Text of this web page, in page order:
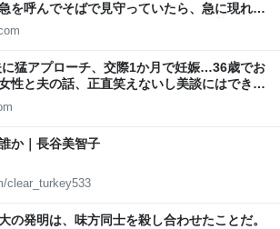
を呼んでそばで見守っていたら、急に現れた
るんですか！？」とスマホをはたき落とされ
猛アプローチ、交際1か月で妊娠…36歳でお
性と夫の話、正直笑えないし美談にはできな
か｜長谷美智子
clear_turkey533
の発明は、味方同士を殺し合わせたことだ。